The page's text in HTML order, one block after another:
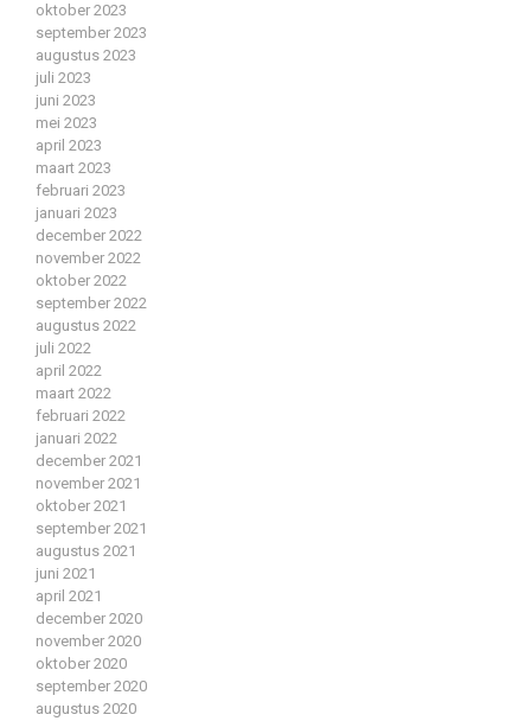
oktober 2023
september 2023
augustus 2023
juli 2023
juni 2023
mei 2023
april 2023
maart 2023
februari 2023
januari 2023
december 2022
november 2022
oktober 2022
september 2022
augustus 2022
juli 2022
april 2022
maart 2022
februari 2022
januari 2022
december 2021
november 2021
oktober 2021
september 2021
augustus 2021
juni 2021
april 2021
december 2020
november 2020
oktober 2020
september 2020
augustus 2020